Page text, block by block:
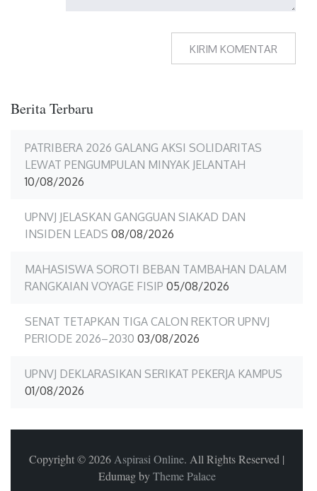
Berita Terbaru
PATRIBERA 2026 GALANG AKSI SOLIDARITAS
LEWAT PENGUMPULAN MINYAK JELANTAH
10/08/2026
UPNVJ JELASKAN GANGGUAN SIAKAD DAN
INSIDEN LEADS 08/08/2026
MAHASISWA SOROTI BEBAN TAMBAHAN DALAM
RANGKAIAN VOYAGE FISIP 05/08/2026
SENAT TETAPKAN TIGA CALON REKTOR UPNVJ
PERIODE 2026–2030 03/08/2026
UPNVJ DEKLARASIKAN SERIKAT PEKERJA KAMPUS
01/08/2026
Copyright © 2026 Aspirasi Online. All Rights Reserved |
Edumag byTheme Palace